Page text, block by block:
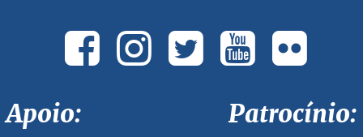
Apoio: Patrocínio: